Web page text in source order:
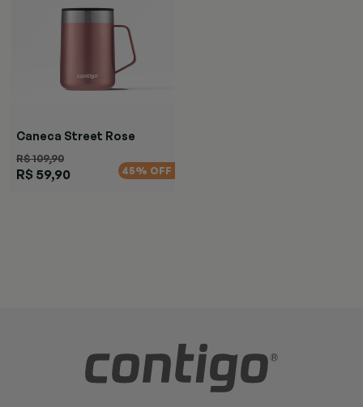
Caneca Street Rose
R$ 109,90
R$ 59,90 45% OFF